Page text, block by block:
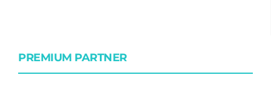
PREMIUM PARTNER